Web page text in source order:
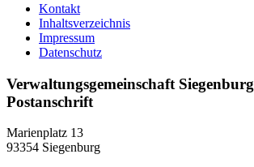
Kontakt
Inhaltsverzeichnis
Impressum
Datenschutz
Verwaltungsgemeinschaft Siegenburg
Postanschrift
Marienplatz 13
93354 Siegenburg